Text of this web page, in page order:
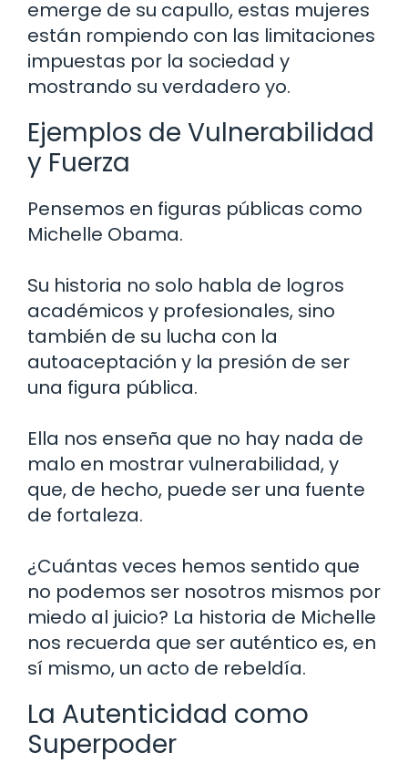
emerge de su capullo, estas mujeres
están rompiendo con las limitaciones
impuestas por la sociedad y
mostrando su verdadero yo.
Ejemplos de Vulnerabilidad
y Fuerza
Pensemos en figuras públicas como
Michelle Obama.
Su historia no solo habla de logros
académicos y profesionales, sino
también de su lucha con la
autoaceptación y la presión de ser
una figura pública.
Ella nos enseña que no hay nada de
malo en mostrar vulnerabilidad, y
que, de hecho, puede ser una fuente
de fortaleza.
¿Cuántas veces hemos sentido que
no podemos ser nosotros mismos por
miedo al juicio? La historia de Michelle
nos recuerda que ser auténtico es, en
sí mismo, un acto de rebeldía.
La Autenticidad como
Superpoder